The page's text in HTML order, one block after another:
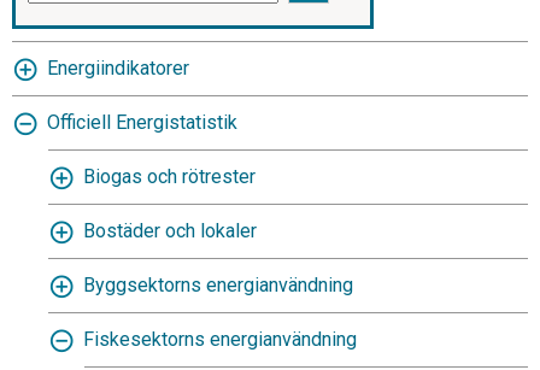
Energiindikatorer
Officiell Energistatistik
Biogas och rötrester
Bostäder och lokaler
Byggsektorns energianvändning
Fiskesektorns energianvändning